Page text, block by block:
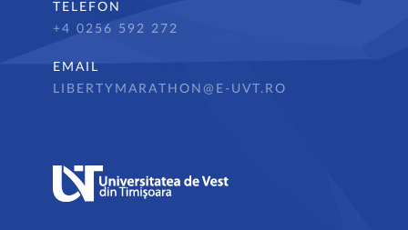
TELEFON
+4 0256 592 272
EMAIL
LIBERTYMARATHON@E-UVT.RO